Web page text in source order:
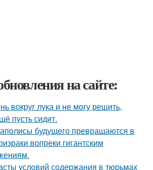
на сайте:
вокруг лука и не могу решить,
пусть сидит.
будущего превращаются в
вопреки гигантским
условий содержания в тюрьмах